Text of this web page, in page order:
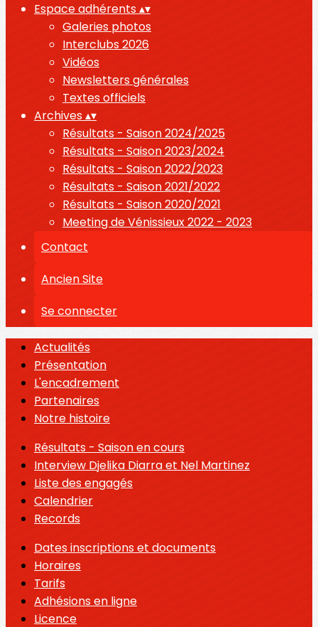
Espace adhérents▴▾
Galeries photos
Interclubs 2026
Vidéos
Newsletters générales
Textes officiels
Archives▴▾
Résultats - Saison 2024/2025
Résultats - Saison 2023/2024
Résultats - Saison 2022/2023
Résultats - Saison 2021/2022
Résultats - Saison 2020/2021
Meeting de Vénissieux 2022 - 2023
Contact
Ancien Site
Se connecter
Actualités
Présentation
L'encadrement
Partenaires
Notre histoire
Résultats - Saison en cours
Interview Djelika Diarra et Nel Martinez
Liste des engagés
Calendrier
Records
Dates inscriptions et documents
Horaires
Tarifs
Adhésions en ligne
Licence